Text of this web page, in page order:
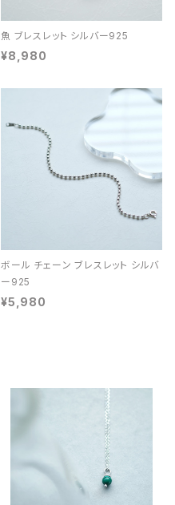
魚 ブレスレット シルバー925
¥8,980
ボール チェーン ブレスレット シルバ
ー925
¥5,980